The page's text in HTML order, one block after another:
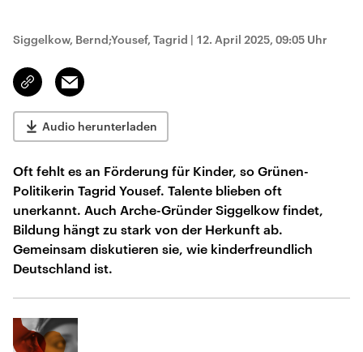
Siggelkow, Bernd;Yousef, Tagrid | 12. April 2025, 09:05 Uhr
Link
kopieren/teilen
Email
Audio herunterladen
Oft fehlt es an Förderung für Kinder, so Grünen-
Politikerin Tagrid Yousef. Talente blieben oft
unerkannt. Auch Arche-Gründer Siggelkow findet,
Bildung hängt zu stark von der Herkunft ab.
Gemeinsam diskutieren sie, wie kinderfreundlich
Deutschland ist.